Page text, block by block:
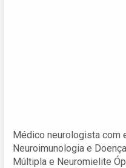
Médico neurologista com
Neuroimunologia e
Múltipla e Neuromielite